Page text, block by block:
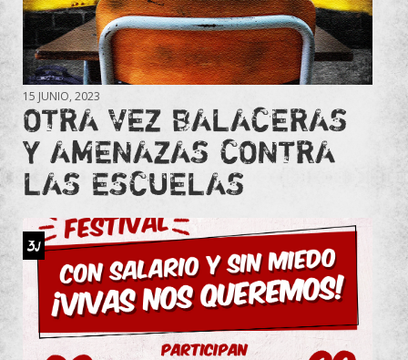
15 JUNIO, 2023
OTRA VEZ BALACERAS
Y AMENAZAS CONTRA
LAS ESCUELAS
3J